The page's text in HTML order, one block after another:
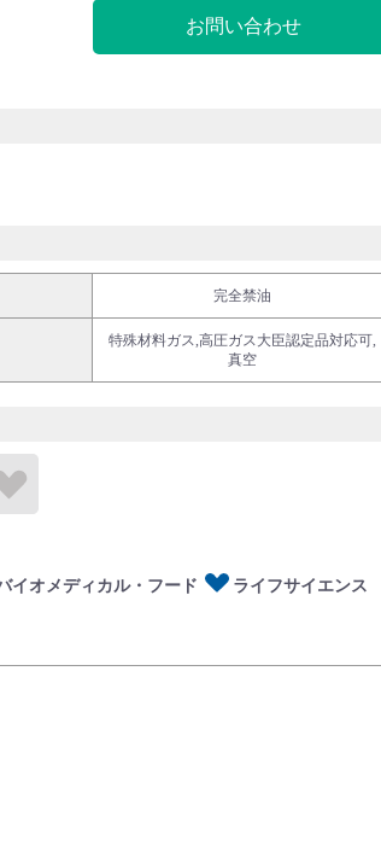
お問い合わせ
完全禁油
特殊材料ガス,高圧ガス大臣認定品対応可,
真空
オメディカル・フード
イオメディカル・フード ライフサイエンス